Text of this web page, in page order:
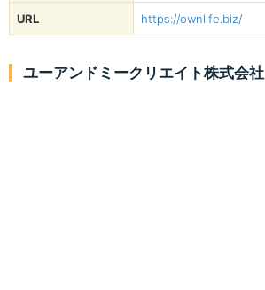
URL https://ownlife.biz/
ユーアンドミークリエイト株式会社